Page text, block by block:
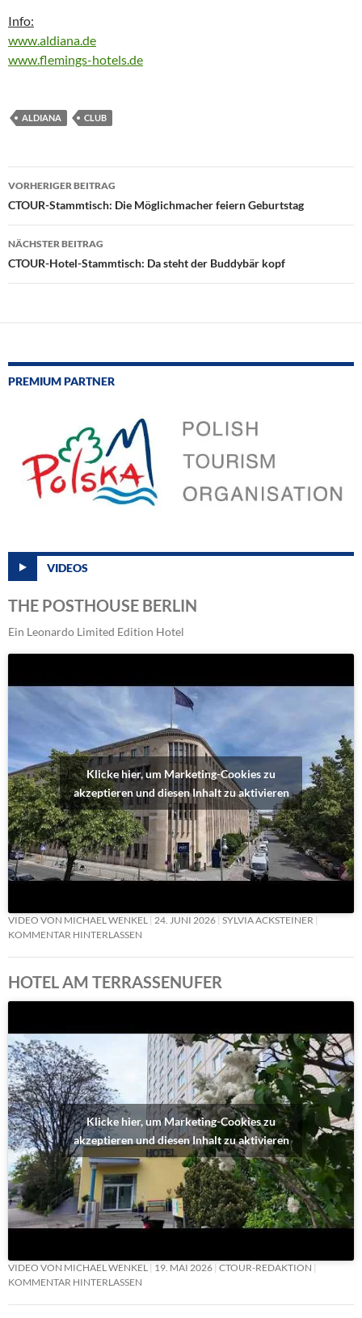
Info:
www.aldiana.de
www.flemings-hotels.de
ALDIANA CLUB
Beitragsnavigation
VORHERIGER BEITRAG
CTOUR-Stammtisch: Die Möglichmacher feiern Geburtstag
NÄCHSTER BEITRAG
CTOUR-Hotel-Stammtisch: Da steht der Buddybär kopf
PREMIUM PARTNER
VIDEOS
THE POSTHOUSE BERLIN
Ein Leonardo Limited Edition Hotel
Klicke hier, um Marketing-Cookies zu
akzeptieren und diesen Inhalt zu aktivieren
VIDEO VON MICHAEL WENKEL 24. JUNI 2026 SYLVIA ACKSTEINER
KOMMENTAR HINTERLASSEN
HOTEL AM TERRASSENUFER
Klicke hier, um Marketing-Cookies zu
akzeptieren und diesen Inhalt zu aktivieren
VIDEO VON MICHAEL WENKEL 19. MAI 2026 CTOUR-REDAKTION
KOMMENTAR HINTERLASSEN